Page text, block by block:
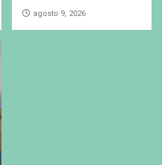
agosto 9, 2026